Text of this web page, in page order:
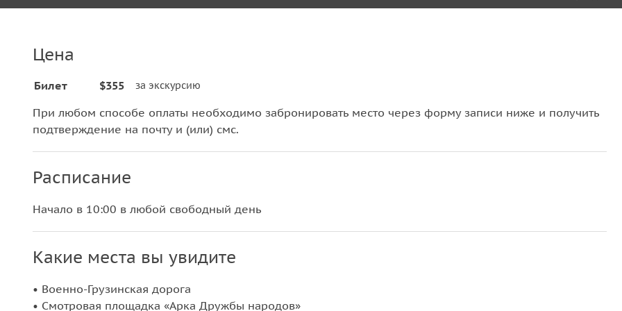
Цена
Билет $355 за экскурсию
При любом способе оплаты необходимо забронировать место через форму записи ниже и получить
подтверждение на почту и (или) смс.
Расписание
Начало в 10:00 в любой свободный день
Какие места вы увидите
• Военно-Грузинская дорога
• Смотровая площадка «Арка Дружбы народов»